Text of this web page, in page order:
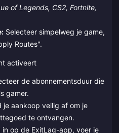
of Legends, CS2, Fortnite,
Selecteer simpelweg je game,
Routes".
activeert
de abonnementsduur die
gamer.
je aankoop veilig af om je
te ontvangen.
op de ExitLag-app, voer je